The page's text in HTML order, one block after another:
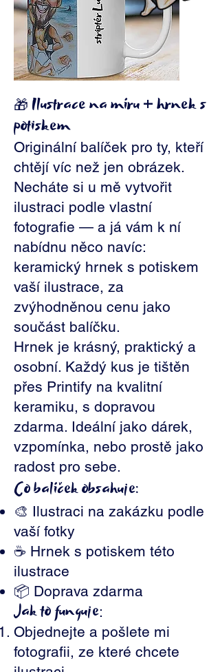
🎁 Ilustrace na míru + hrnek s
potiskem
Originální balíček pro ty, kteří
chtějí víc než jen obrázek.
Necháte si u mě vytvořit
ilustraci podle vlastní
fotografie — a já vám k ní
nabídnu něco navíc:
keramický hrnek s potiskem
vaší ilustrace, za
zvýhodněnou cenu jako
součást balíčku.
Hrnek je krásný, praktický a
osobní. Každý kus je tištěn
přes Printify na kvalitní
keramiku, s dopravou
zdarma. Ideální jako dárek,
vzpomínka, nebo prostě jako
radost pro sebe.
Co balíček obsahuje:
🎨 Ilustraci na zakázku podle
vaší fotky
☕ Hrnek s potiskem této
ilustrace
📦 Doprava zdarma
Jak to funguje:
Objednejte a pošlete mi
fotografii, ze které chcete